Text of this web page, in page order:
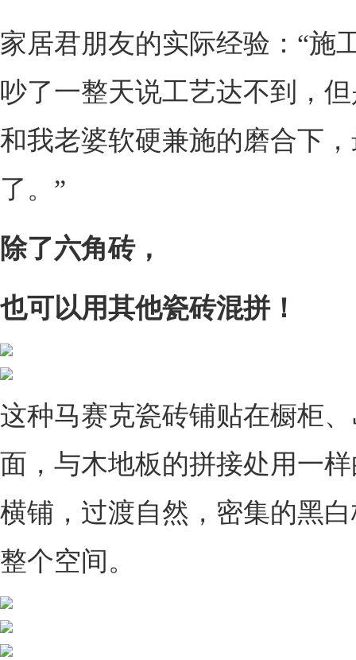
家居君朋友的实际经验：“施
吵了一整天说工艺达不到，
和我老婆软硬兼施的磨合下
了。”
除了六角砖，
也可以用其他瓷砖混拼！
这种马赛克瓷砖铺贴在橱柜
面，与木地板的拼接处用一
横铺，过渡自然，密集的黑
整个空间。